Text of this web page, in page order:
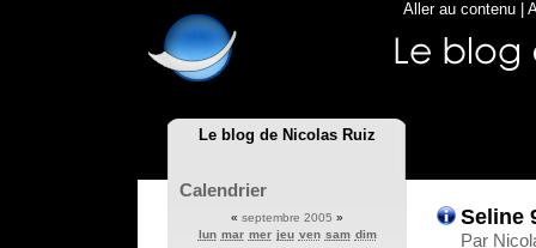
Le blog de Nicolas Ruiz
Aller au contenu
Seline
Par
Calendrier
« septembre 2005 »
lun mar mer jeu ven sam dim